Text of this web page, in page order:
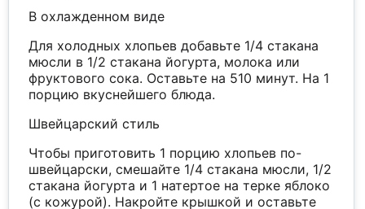
В охлажденном виде
Для холодных хлопьев добавьте 1/4 стакана
мюсли в 1/2 стакана йогурта, молока или
фруктового сока. Оставьте на 510 минут. На 1
порцию вкуснейшего блюда.
Швейцарский стиль
Чтобы приготовить 1 порцию хлопьев по-
швейцарски, смешайте 1/4 стакана мюсли, 1/2
стакана йогурта и 1 натертое на терке яблоко
(с кожурой). Накройте крышкой и оставьте